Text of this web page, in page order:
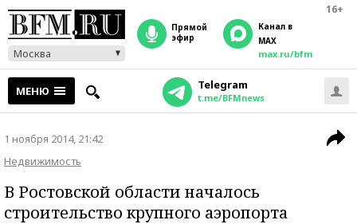
16+
Москва
прямой
эфир
Канал в
MAX
max.ru/bfm
МЕНЮ Telegram
t.me/BFMnews
1 ноября 2014, 21:42
Недвижимость
В Ростовской области началось
строительство крупного аэропорта